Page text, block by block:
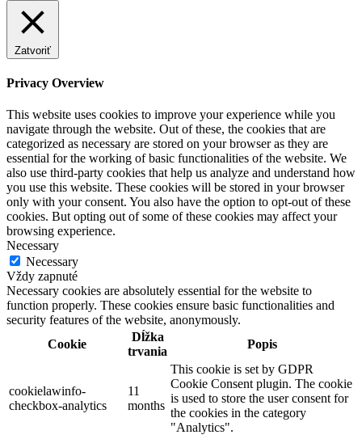
Zatvoriť
Privacy Overview
This website uses cookies to improve your experience while you
navigate through the website. Out of these, the cookies that are
categorized as necessary are stored on your browser as they are
essential for the working of basic functionalities of the website. We
also use third-party cookies that help us analyze and understand how
you use this website. These cookies will be stored in your browser
only with your consent. You also have the option to opt-out of these
cookies. But opting out of some of these cookies may affect your
browsing experience.
Necessary
Necessary
Vždy zapnuté
Necessary cookies are absolutely essential for the website to
function properly. These cookies ensure basic functionalities and
security features of the website, anonymously.
Cookie
Dĺžka
trvania
Popis
cookielawinfo-
checkbox-analytics
11
months
This cookie is set by GDPR
Cookie Consent plugin. The cookie
is used to store the user consent for
the cookies in the category
"Analytics".